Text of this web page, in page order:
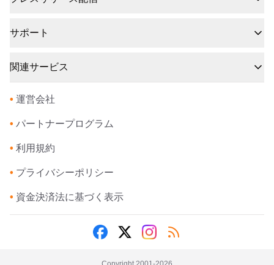
サポート
関連サービス
• 運営会社
• パートナープログラム
• 利用規約
• プライバシーポリシー
• 資金決済法に基づく表示